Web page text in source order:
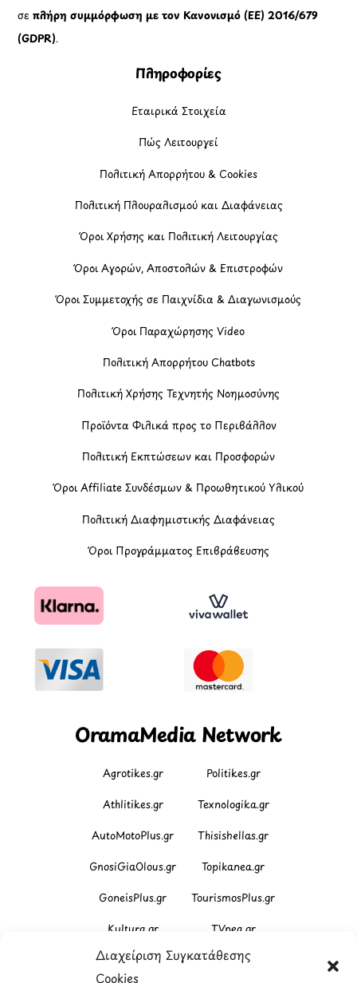
Διαχείριση Συγκατάθεσης
Cookies
σεπλήρη συμμόρφωση με τον Κανονισμό (ΕΕ) 2016/679
(GDPR).
Πληροφορίες
Εταιρικά Στοιχεία
Πώς Λειτουργεί
Πολιτική Απορρήτου & Cookies
Πολιτική Πλουραλισμού και Διαφάνειας
Όροι Χρήσης και Πολιτική Λειτουργίας
Όροι Αγορών, Αποστολών & Επιστροφών
Όροι Συμμετοχής σε Παιχνίδια & Διαγωνισμούς
Όροι Παραχώρησης Video
Πολιτική Απορρήτου Chatbots
Πολιτική Χρήσης Τεχνητής Νοημοσύνης
Προϊόντα Φιλικά προς το Περιβάλλον
Πολιτική Εκπτώσεων και Προσφορών
Όροι Affiliate Συνδέσμων & Προωθητικού Υλικού
Πολιτική Διαφημιστικής Διαφάνειας
Όροι Προγράμματος Επιβράβευσης
OramaMedia Network
Agrotikes.gr Politikes.gr
Athlitikes.gr Texnologika.gr
AutoMotoPlus.gr Thisishellas.gr
GnosiGiaOlous.gr Topikanea.gr
GoneisPlus.gr TourismosPlus.gr
Kultura.gr TVnea.gr
Loatki.gr Upnow.gr